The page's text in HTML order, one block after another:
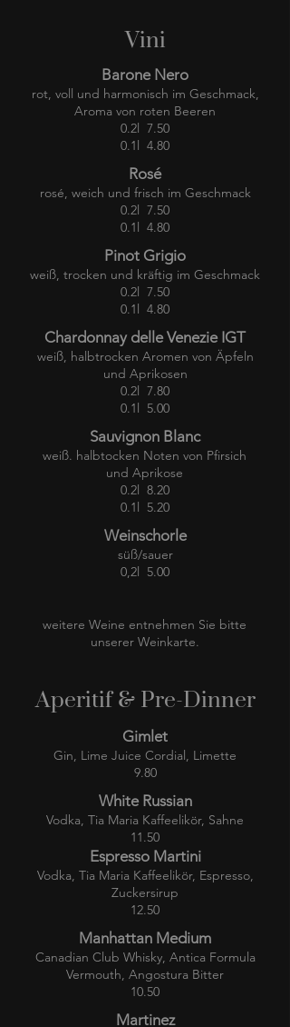
Vini
Barone Nero
rot, voll und harmonisch im Geschmack,
Aroma von roten Beeren
0.2l 7.50
0.1l 4.80
Rosé
rosé, weich und frisch im Geschmack
0.2l 7.50
0.1l 4.80
Pinot Grigio
weiß, trocken und kräftig im Geschmack
0.2l 7.50
0.1l 4.80
Chardonnay delle Venezie IGT
weiß, halbtrocken Aromen von Äpfeln
und Aprikosen
0.2l 7.80
0.1l 5.00
Sauvignon Blanc
weiß. halbtocken Noten von Pfirsich
und Aprikose
0.2l 8.20
0.1l 5.20
Weinschorle
süß/sauer
0,2l 5.00
weitere Weine entnehmen Sie bitte
unserer Weinkarte.
Aperitif & Pre-Dinner
Gimlet
Gin, Lime Juice Cordial, Limette
9.80
White Russian
Vodka, Tia Maria Kaffeelikör, Sahne
11.50
Espresso Martini
Vodka, Tia Maria Kaffeelikör, Espresso,
Zuckersirup
12.50
Manhattan Medium
Canadian Club Whisky, Antica Formula
Vermouth, Angostura Bitter
10.50
Martinez